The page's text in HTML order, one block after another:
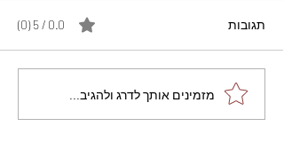
מתכון מנצח עוגת מייפל
שוקולד בחושה וקלה - זיוה
תגובות 0.0 / 5 ‏(0)
מזמינים אותך לדרג ולהגיב...